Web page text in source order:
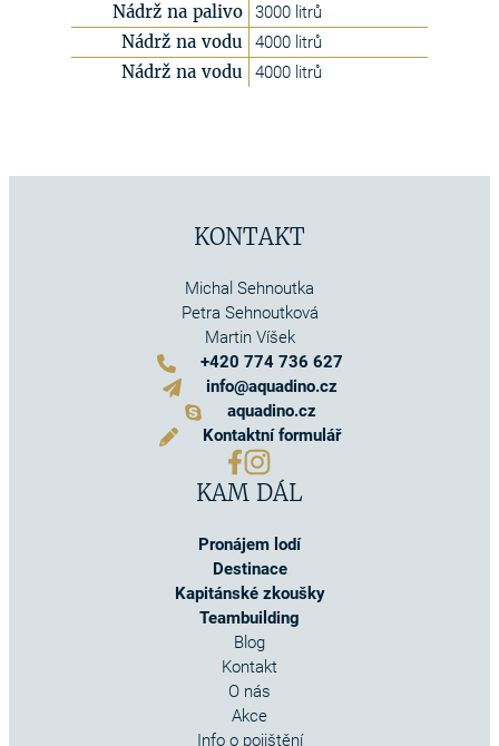
Nádrž na palivo 3000 litrů
Nádrž na vodu 4000 litrů
Nádrž na vodu 4000 litrů
KONTAKT
Michal Sehnoutka
Petra Sehnoutková
Martin Víšek
+420 774 736 627
info@aquadino.cz
aquadino.cz
Kontaktní formulář
KAM DÁL
Pronájem lodí
Destinace
Kapitánské zkoušky
Teambuilding
Blog
Kontakt
O nás
Akce
Info o pojištění